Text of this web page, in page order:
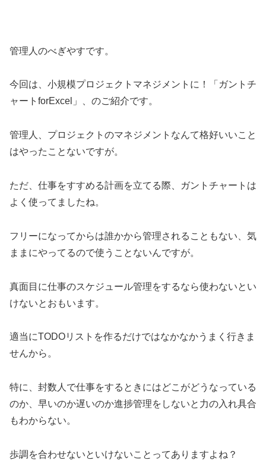
管理人のべぎやすです。
今回は、小規模プロジェクトマネジメントに！「ガントチ
ャートforExcel」、のご紹介です。
管理人、プロジェクトのマネジメントなんて格好いいこと
はやったことないですが。
ただ、仕事をすすめる計画を立てる際、ガントチャートは
よく使ってましたね。
フリーになってからは誰かから管理されることもない、気
ままにやってるので使うことないんですが。
真面目に仕事のスケジュール管理をするなら使わないとい
けないとおもいます。
適当にTODOリストを作るだけではなかなかうまく行きま
せんから。
特に、封数人で仕事をするときにはどこがどうなっている
のか、早いのか遅いのか進捗管理をしないと力の入れ具合
もわからない。
歩調を合わせないといけないことってありますよね？